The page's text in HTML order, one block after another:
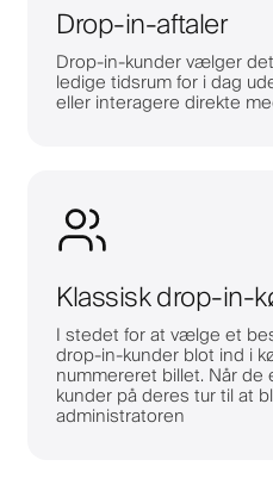
Drop-in-aftaler
Drop-in-kunder vælger
ledige tidsrum for i dag
eller interagere direkte
Klassisk drop-in-
I stedet for at vælge et
drop-in-kunder blot ind i
nummereret billet. Når de
kunder på deres tur til at
administratoren